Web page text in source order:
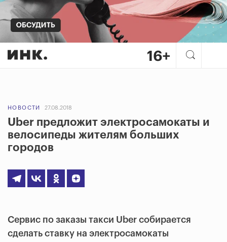
НОВОСТИ 27.08.2018
Uber предложит электросамокаты и
велосипеды жителям больших
городов
Сервис по заказы такси Uber собирается
сделать ставку на электросамокаты